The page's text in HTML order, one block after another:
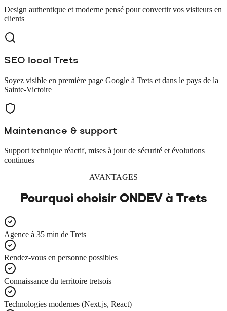
Design authentique et moderne pensé pour convertir vos visiteurs en
clients
SEO local Trets
Soyez visible en première page Google à Trets et dans le pays de la
Sainte-Victoire
Maintenance & support
Support technique réactif, mises à jour de sécurité et évolutions
continues
AVANTAGES
Pourquoi choisir ONDEV à Trets
Agence à 35 min de Trets
Rendez-vous en personne possibles
Connaissance du territoire tretsois
Technologies modernes (Next.js, React)